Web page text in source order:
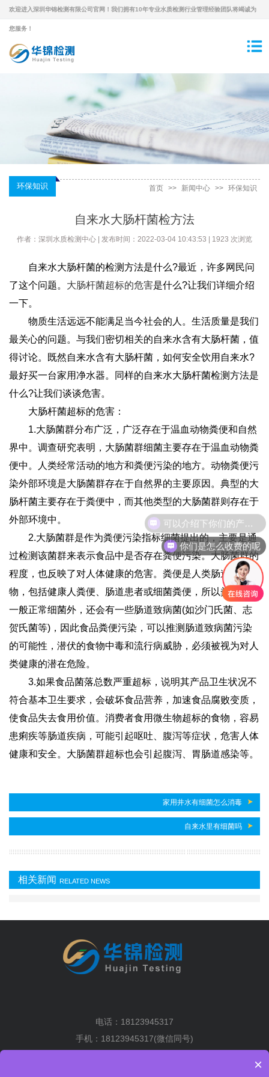
欢迎进入深圳华锦检测有限公司官网！我们拥有10年专业水质检测行业管理经验团队将竭诚为
您服务！
环保知识 首页 >> 新闻中心 >> 环保知识
自来水大肠杆菌检方法
作者：深圳水质检测中心 | 发布时间：2022-03-04 10:43:53 | 1923 次浏览
自来水大肠杆菌的检测方法是什么?最近，许多网民问
了这个问题。 大肠杆菌超标的危害是什么?让我们详细介绍
一下。
物质生活远远不能满足当今社会的人。生活质量是我们
最关心的问题。与我们密切相关的自来水含有大肠杆菌，值
得讨论。既然自来水含有大肠杆菌，如何安全饮用自来水?
最好买一台家用净水器。同样的自来水大肠杆菌检测方法是
什么?让我们谈谈危害。
大肠杆菌超标的危害：
1.大肠菌群分布广泛，广泛存在于温血动物粪便和自然
界中。调查研究表明，大肠菌群细菌主要存在于温血动物粪
便中。人类经常活动的地方和粪便污染的地方。动物粪便污
染外部环境是大肠菌群存在于自然界的主要原因。典型的大
肠杆菌主要存在于粪便中，而其他类型的大肠菌群则存在于
外部环境中。
2.大肠菌群是作为粪便污染指标细菌提出的，主要是通
过检测该菌群来表示食品中是否存在粪便污染。大肠菌群的
程度，也反映了对人体健康的危害。粪便是人类肠道排泄
物，包括健康人粪便、肠道患者或细菌粪便，所以粪便除了
一般正常细菌外，还会有一些肠道致病菌(如沙门氏菌、志
贺氏菌等)，因此食品粪便污染，可以推测肠道致病菌污染
的可能性，潜伏的食物中毒和流行病威胁，必须被视为对人
类健康的潜在危险。
3.如果食品菌落总数严重超标，说明其产品卫生状况不
符合基本卫生要求，会破坏食品营养，加速食品腐败变质，
使食品失去食用价值。消费者食用微生物超标的食物，容易
患痢疾等肠道疾病，可能引起呕吐、腹泻等症状，危害人体
健康和安全。大肠菌群超标也会引起腹泻、胃肠道感染等。
家用井水有细菌怎么消毒
自来水里有细菌吗
相关新闻 RELATED NEWS
电话：18123945317
手机：18123945317(微信同号)
你们是怎么收费的呢
×